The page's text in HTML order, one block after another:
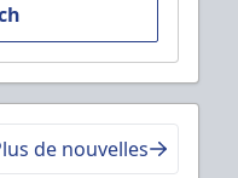
de nouvelles